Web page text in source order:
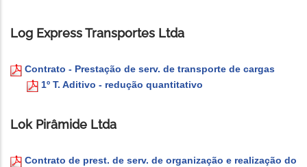
Log Express Transportes Ltda
Contrato - Prestação de serv. de transporte de cargas
1º T. Aditivo - redução quantitativo
Lok Pirâmide Ltda
Contrato de prest. de serv. de organização e realização do